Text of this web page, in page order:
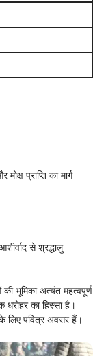
प्राप्ति का मार्ग
से श्रद्धालु
की भूमिका अत्यंत महत्वपूर्ण
का हिस्सा है।
लिए पवित्र अवसर हैं।